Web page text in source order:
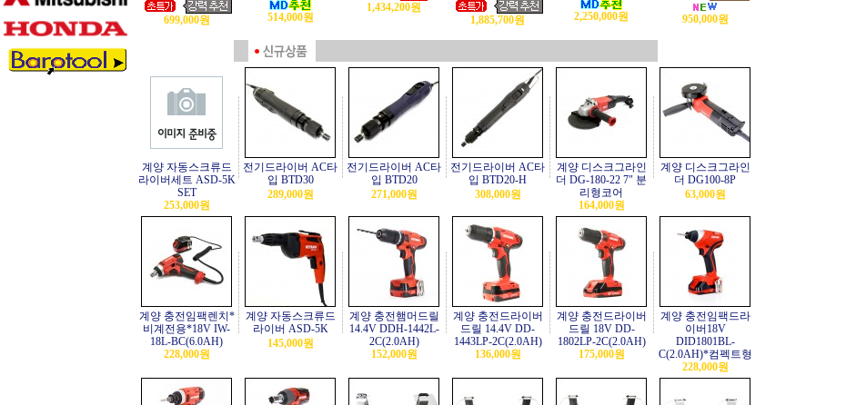
699,000원 514,000원
1,434,200원
1,885,700원 2,250,000원 950,000원
계양 자동스크류드
라이버세트 ASD-5K
SET
253,000원
전기드라이버 AC타
입 BTD30
289,000원
전기드라이버 AC타
입 BTD20
271,000원
전기드라이버 AC타
입 BTD20-H
308,000원
계양 디스크그라인
더 DG-180-22 7" 분
리형코어
164,000원
계양 디스크그라인
더 DG100-8P
63,000원
계양 충전임팩렌치*
비계전용*18V IW-
18L-BC(6.0AH)
228,000원
계양 자동스크류드
라이버 ASD-5K
145,000원
계양 충전햄머드릴
14.4V DDH-1442L-
2C(2.0AH)
152,000원
계양 충전드라이버
드릴 14.4V DD-
1443LP-2C(2.0AH)
136,000원
계양 충전드라이버
드릴 18V DD-
1802LP-2C(2.0AH)
175,000원
계양 충전임팩드라
이버18V
DID1801BL-
C(2.0AH)*컴펙트형
228,000원